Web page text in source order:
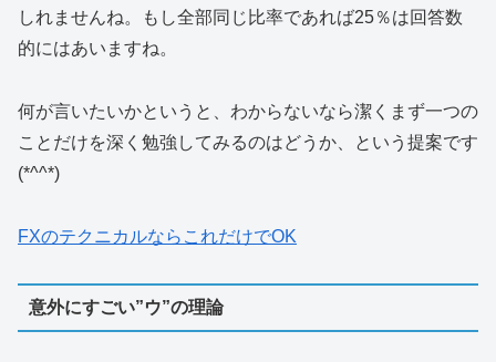
しれませんね。もし全部同じ比率であれば25％は回答数
的にはあいますね。
何が言いたいかというと、わからないなら潔くまず一つの
ことだけを深く勉強してみるのはどうか、という提案です
(*^^*)
FXのテクニカルならこれだけでOK
意外にすごい”ウ”の理論